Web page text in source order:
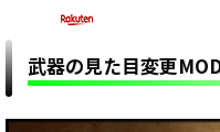
武器の見た目変更